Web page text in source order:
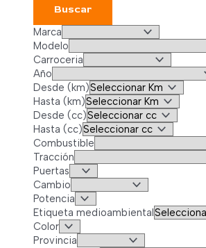
Buscar
Marca
Modelo
Carroceria
Año
Desde (km)
Hasta (km)
Desde (cc)
Hasta (cc)
Combustible
Tracción
Puertas
Cambio
Potencia
Etiqueta medioambiental
Color
Provincia